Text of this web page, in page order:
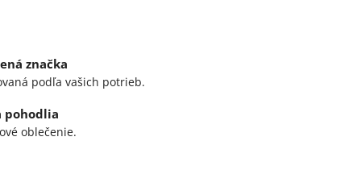
značka
podľa vašich potrieb.
pohodlia
oblečenie.